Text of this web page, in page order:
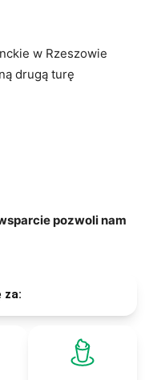
w Rzeszowie
drugą turę
pozwoli nam
za: